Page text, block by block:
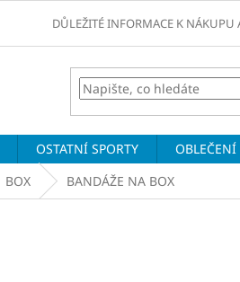
DŮLEŽITÉ INFORMACE K NÁKUPU
OSTATNÍ SPORTY
BOX BANDÁŽE NA BOX